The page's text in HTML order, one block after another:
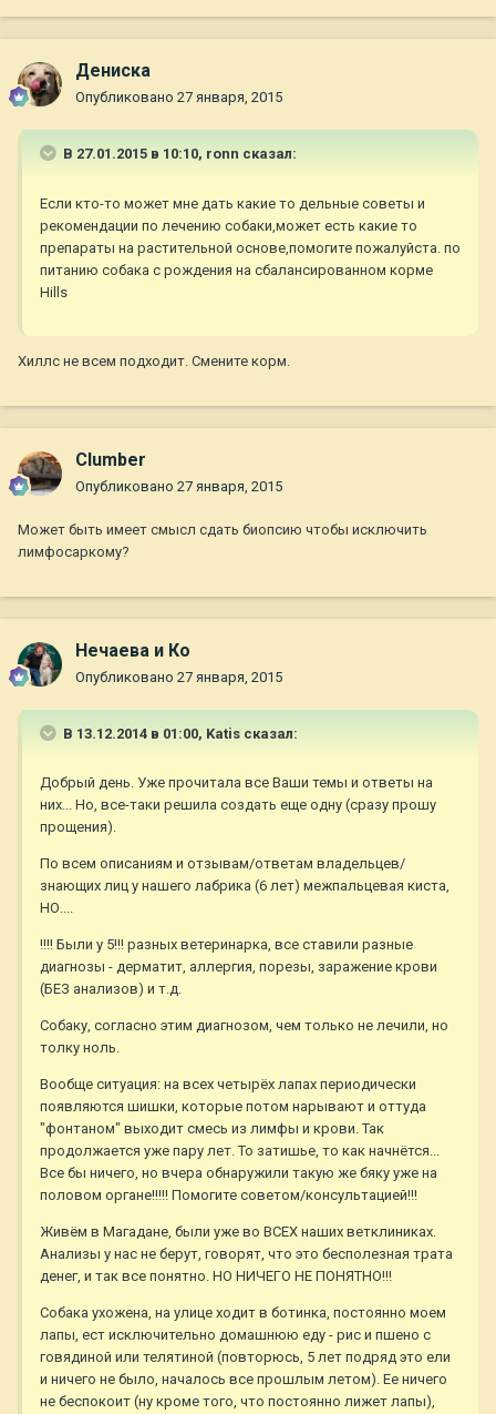
Дениска
Опубликовано 27 января, 2015
В 27.01.2015 в 10:10, ronn сказал:
Если кто-то может мне дать какие то дельные советы и
рекомендации по лечению собаки,может есть какие то
препараты на растительной основе,помогите пожалуйста. по
питанию собака с рождения на сбалансированном корме
Hills
Хиллс не всем подходит. Смените корм.
Clumber
Опубликовано 27 января, 2015
Может быть имеет смысл сдать биопсию чтобы исключить
лимфосаркому?
Нечаева и Ко
Опубликовано 27 января, 2015
В 13.12.2014 в 01:00, Katis сказал:
Добрый день. Уже прочитала все Ваши темы и ответы на
них... Но, все-таки решила создать еще одну (сразу прошу
прощения).
По всем описаниям и отзывам/ответам владельцев/
знающих лиц у нашего лабрика (6 лет) межпальцевая киста,
НО....
!!!! Были у 5!!! разных ветеринарка, все ставили разные
диагнозы - дерматит, аллергия, порезы, заражение крови
(БЕЗ анализов) и т.д.
Собаку, согласно этим диагнозом, чем только не лечили, но
толку ноль.
Вообще ситуация: на всех четырёх лапах периодически
появляются шишки, которые потом нарывают и оттуда
"фонтаном" выходит смесь из лимфы и крови. Так
продолжается уже пару лет. То затишье, то как начнётся...
Все бы ничего, но вчера обнаружили такую же бяку уже на
половом органе!!!!! Помогите советом/консультацией!!!
Живём в Магадане, были уже во ВСЕХ наших ветклиниках.
Анализы у нас не берут, говорят, что это бесполезная трата
денег, и так все понятно. НО НИЧЕГО НЕ ПОНЯТНО!!!
Собака ухожена, на улице ходит в ботинка, постоянно моем
лапы, ест исключительно домашнюю еду - рис и пшено с
говядиной или телятиной (повторюсь, 5 лет подряд это ели
и ничего не было, началось все прошлым летом). Ее ничего
не беспокоит (ну кроме того, что постоянно лижет лапы),